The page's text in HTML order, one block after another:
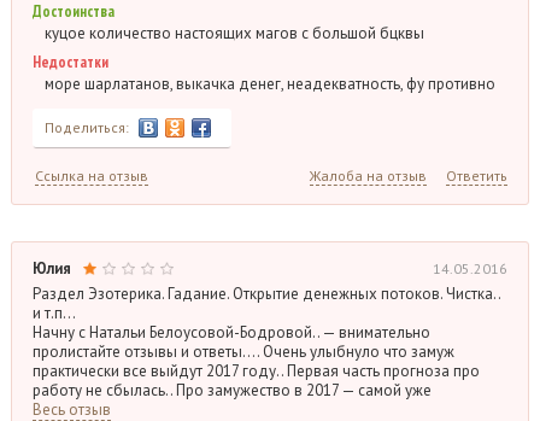
Достоинства
куцое количество настоящих магов с большой бцквы
Недостатки
море шарлатанов, выкачка денег, неадекватность, фу противно
Поделиться:
Ссылка на отзыв Жалоба на отзыв Ответить
Юлия 14.05.2016
Раздел Эзотерика. Гадание. Открытие денежных потоков. Чистка..
и т.п…
Начну с Натальи Белоусовой-Бодровой.. — внимательно
пролистайте отзывы и ответы…. Очень улыбнуло что замуж
практически все выйдут 2017 году.. Первая часть прогноза про
работу не сбылась.. Про замужество в 2017 — самой уже
Весь отзыв